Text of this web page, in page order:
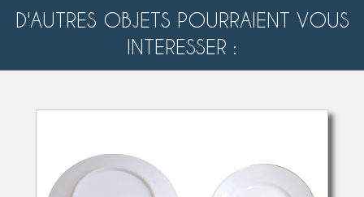
D'AUTRES OBJETS POURRAIENT VOUS
INTERESSER :